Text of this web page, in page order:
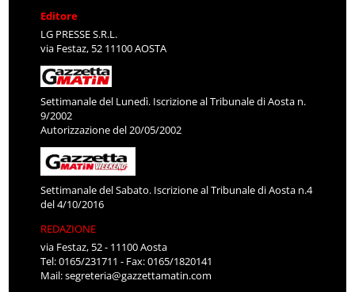
Editore
LG PRESSE S.R.L.
via Festaz, 52 11100 AOSTA
Settimanale del Lunedì. Iscrizione al Tribunale di Aosta n.
9/2002
Autorizzazione del 20/05/2002
Settimanale del Sabato. Iscrizione al Tribunale di Aosta n.4
del 4/10/2016
REDAZIONE
via Festaz, 52 - 11100 Aosta
Tel: 0165/231711 - Fax: 0165/1820141
Mail:segreteria@gazzettamatin.com